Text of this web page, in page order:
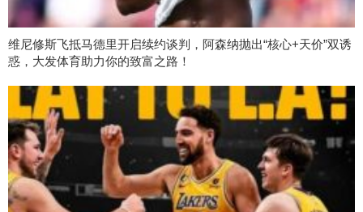
维尼修斯飞抵马德里开启续约谈判，阿森纳抛出“核心+天价”双诱
惑，大发体育助力你的致富之路！